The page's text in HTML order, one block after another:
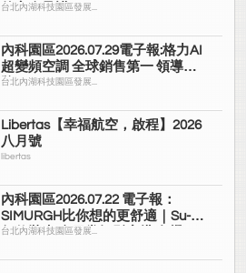
的安全承諾
台北內湖科技園區發展...
內科園區2026.07.29電子報:格力AI
超變頻空調 全球銷售第一 領導品
牌
台北內湖科技園區發展...
Libertas【幸福航空，啟程】2026
八月號
libertas
內科園區2026.07.22 電子報：
SIMURGH比你想的更舒適｜Su-Si
舒仕裝 都會日常輕鬆穿搭 免燙可
台北內湖科技園區發展...